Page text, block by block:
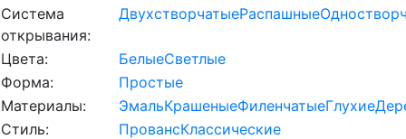
Система
открывания:
ДвухстворчатыеРаспашные
Цвета: БелыеСветлые
Форма:
Простые
Материалы:
ЭмальКрашеныеФиленчатыеГлухие
Стиль:
ПровансКлассические